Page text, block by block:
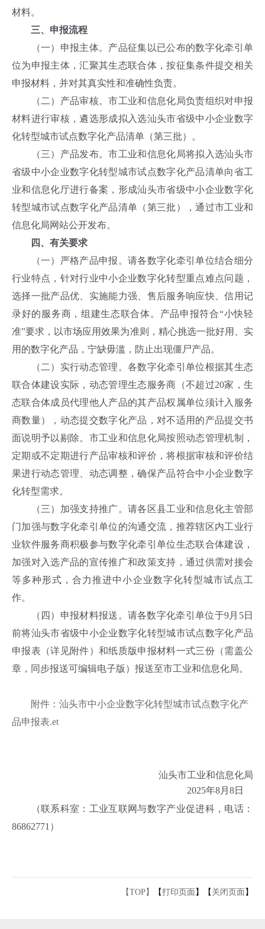
材料。
三、申报流程
（一）申报主体。产品征集以已公布的数字化牵引单
位为申报主体，汇聚其生态联合体，按征集条件提交相关
申报材料，并对其真实性和准确性负责。
（二）产品审核。市工业和信息化局负责组织对申报
材料进行审核，遴选形成拟入选汕头市省级中小企业数字
化转型城市试点数字化产品清单（第三批）。
（三）产品发布。市工业和信息化局将拟入选汕头市
省级中小企业数字化转型城市试点数字化产品清单向省工
业和信息化厅进行备案，形成汕头市省级中小企业数字化
转型城市试点数字化产品清单（第三批），通过市工业和
信息化局网站公开发布。
四、有关要求
（一）严格产品申报。请各数字化牵引单位结合细分
行业特点，针对行业中小企业数字化转型重点难点问题，
选择一批产品优、实施能力强、售后服务响应快、信用记
录好的服务商，组建生态联合体。产品申报符合“小快轻
准”要求，以市场应用效果为准则，精心挑选一批好用、实
用的数字化产品，宁缺毋滥，防止出现僵尸产品。
（二）实行动态管理。各数字化牵引单位根据其生态
联合体建设实际，动态管理生态服务商（不超过20家，生
态联合体成员代理他人产品的其产品权属单位须计入服务
商数量），动态提交数字化产品，对不适用的产品提交书
面说明予以剔除。市工业和信息化局按照动态管理机制，
定期或不定期进行产品审核和评价，将根据审核和评价结
果进行动态管理、动态调整，确保产品符合中小企业数字
化转型需求。
（三）加强支持推广。请各区县工业和信息化主管部
门加强与数字化牵引单位的沟通交流，推荐辖区内工业行
业软件服务商积极参与数字化牵引单位生态联合体建设，
加强对入选产品的宣传推广和政策支持，通过供需对接会
等多种形式，合力推进中小企业数字化转型城市试点工
作。
（四）申报材料报送。请各数字化牵引单位于9月5日
前将汕头市省级中小企业数字化转型城市试点数字化产品
申报表（详见附件）和纸质版申报材料一式三份（需盖公
章，同步报送可编辑电子版）报送至市工业和信息化局。
附件：汕头市中小企业数字化转型城市试点数字化产
品申报表.et
汕头市工业和信息化局
2025年8月8日
（联系科室：工业互联网与数字产业促进科，电话：
86862771）
【TOP】 【打印页面 】【 关闭页面 】